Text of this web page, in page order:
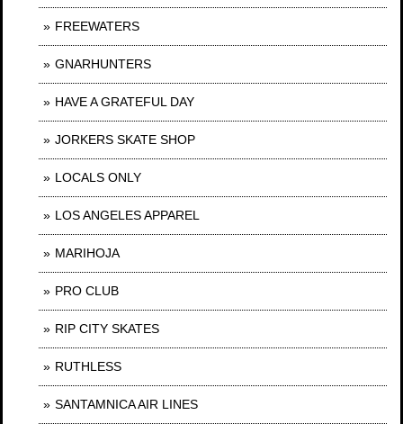
FREEWATERS
GNARHUNTERS
HAVE A GRATEFUL DAY
JORKERS SKATE SHOP
LOCALS ONLY
LOS ANGELES APPAREL
MARIHOJA
PRO CLUB
RIP CITY SKATES
RUTHLESS
SANTAMNICA AIR LINES